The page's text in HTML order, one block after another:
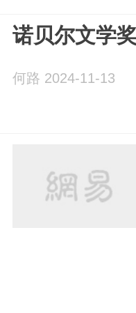
诺贝尔文学
何路 2024-11-13